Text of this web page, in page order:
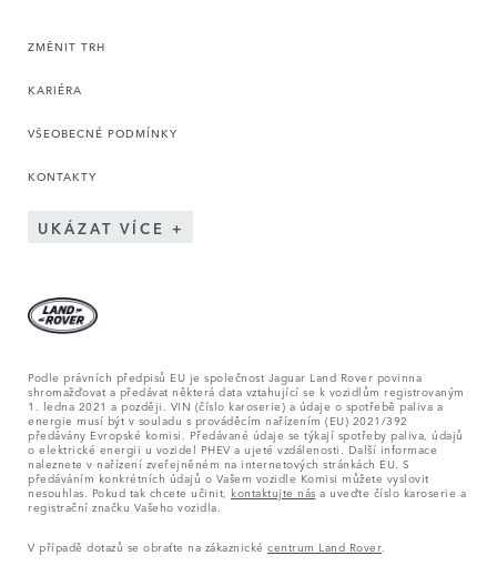
ZMĚNIT TRH
KARIÉRA
VŠEOBECNÉ PODMÍNKY
KONTAKTY
UKÁZAT VÍCE
Podle právních předpisů EU je společnost Jaguar Land Rover povinna
shromažďovat a předávat některá data vztahující se k vozidlům registrovaným
1. ledna 2021 a později. VIN (číslo karoserie) a údaje o spotřebě paliva a
energie musí být v souladu s prováděcím nařízením (EU) 2021/392
předávány Evropské komisi. Předávané údaje se týkají spotřeby paliva, údajů
o elektrické energii u vozidel PHEV a ujeté vzdálenosti. Další informace
naleznete v nařízení zveřejněném na internetových stránkách EU. S
předáváním konkrétních údajů o Vašem vozidle Komisi můžete vyslovit
nesouhlas. Pokud tak chcete učinit, kontaktujte nás a uveďte číslo karoserie a
registrační značku Vašeho vozidla.
V případě dotazů se obraťte na zákaznické centrum Land Rover.